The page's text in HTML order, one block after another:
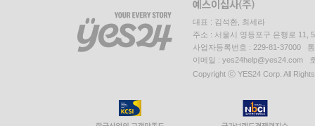
대표 : 김석환, 최세라
주소 : 서울시 영등포구 은행로 11,
사업자등록번호 : 229-81-37000
이메일 : yes24help@yes24.com
Copyright ⓒ YES24 Corp. All